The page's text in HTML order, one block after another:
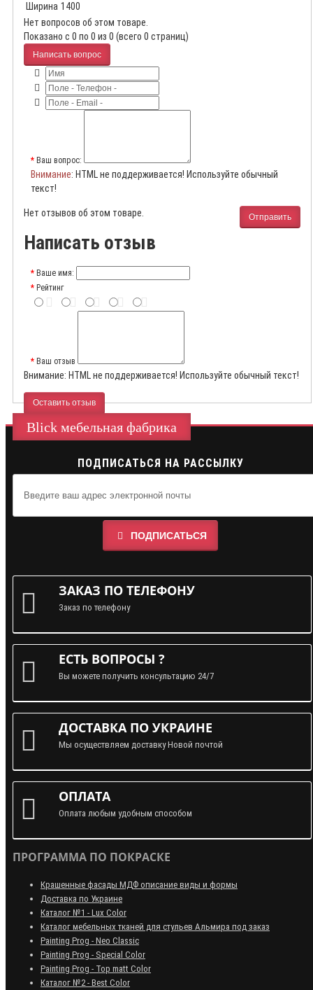
Ширина 1400
Нет вопросов об этом товаре.
Показано с 0 по 0 из 0 (всего 0 страниц)
Написать вопрос
Ваш вопрос:
Внимание: HTML не поддерживается! Используйте обычный
текст!
Отправить
Нет отзывов об этом товаре.
Написать отзыв
Ваше имя:
Рейтинг
Ваш отзыв
Внимание: HTML не поддерживается! Используйте обычный текст!
Оставить отзыв
Blick мебельная фабрика
ПОДПИСАТЬСЯ НА РАССЫЛКУ
ПОДПИСАТЬСЯ
ЗАКАЗ ПО ТЕЛЕФОНУ
Заказ по телефону
ЕСТЬ ВОПРОСЫ ?
Вы можете получить консультацию 24/7
ДОСТАВКА ПО УКРАИНЕ
Мы осуществляем доставку Новой почтой
ОПЛАТА
Оплата любым удобным способом
ПРОГРАММА ПО ПОКРАСКЕ
Крашенные фасады МДФ описание виды и формы
Доставка по Украине
Каталог №1 - Lux Color
Каталог мебельных тканей для стульев Альмира под заказ
Painting Prog - Neo Classiс
Painting Prog - Special Color
Painting Prog - Top matt Color
Каталог №2 - Best Color